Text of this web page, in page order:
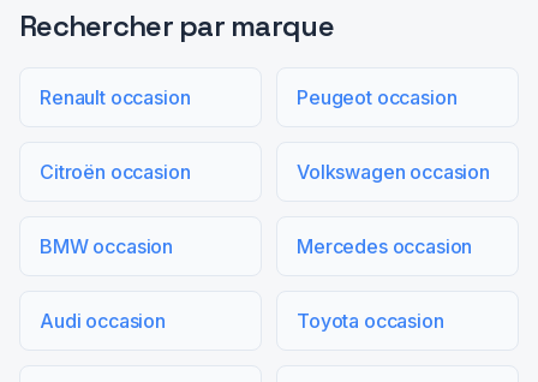
Rechercher par marque
Renault occasion Peugeot occasion
Citroën occasion Volkswagen occasion
BMW occasion Mercedes occasion
Audi occasion Toyota occasion